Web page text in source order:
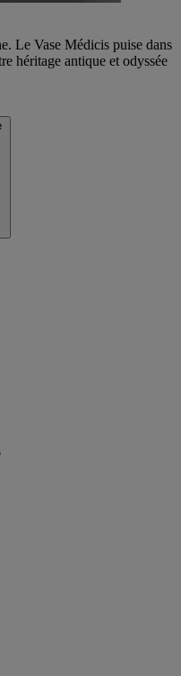
Le Vase Médicis puise dans
héritage antique et odyssée